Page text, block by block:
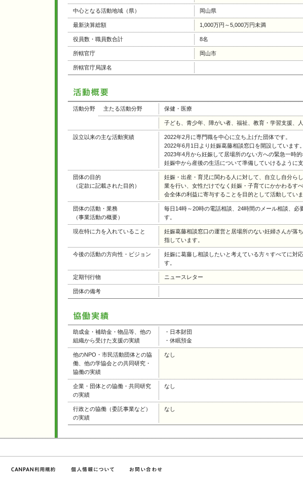
中心となる活動地域（県） 岡山県
最新決算総額 1,000万円～5,000万円未満
役員数・職員数合計 8名
所轄官庁 岡山市
所轄官庁局課名
活動分野 主たる活動分野 保健・医療
子ども、青少年、障がい者、福祉、教育・学習支援、
設立以来の主な活動実績
2022年2月に専門職を中心に立ち上げた団体です。
2022年6月1日より妊娠葛藤相談窓口を開設しています。
2023年4月から妊娠して居場所のない方への緊急一時的
妊娠中から産後の生活について準備していけるように支
団体の目的
（定款に記載された目的）
妊娠・出産・育児に関わる人に対して、自立し自分ら
業を行い、女性だけでなく妊娠・子育てにかかわるす
会全体の利益に寄与することを目的として活動していま
団体の活動・業務
（事業活動の概要）
毎日14時～20時の電話相談、24時間のメール相談、
す。
現在特に力を入れていること
妊娠葛藤相談窓口の運営と居場所のない妊婦さんが落
指しています。
今後の活動の方向性・ビジョン
妊娠に葛藤し相談したいと考えている方々すべてに対
す。
定期刊行物 ニュースレター
団体の備考
助成金・補助金・物品等、他の
組織から受けた支援の実績
・日本財団
・休眠預金
他のNPO・市民活動団体との協
働、他の学協会との共同研究・
協働の実績
なし
企業・団体との協働・共同研究
の実績
なし
行政との協働（委託事業など）
の実績
なし